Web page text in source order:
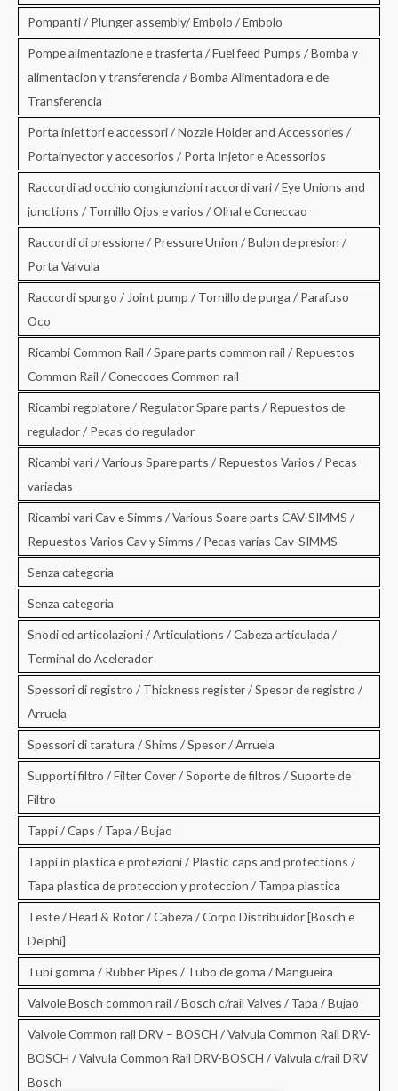
Pompanti / Plunger assembly/ Embolo / Embolo
Pompe alimentazione e trasferta / Fuel feed Pumps / Bomba y
alimentacion y transferencia / Bomba Alimentadora e de
Transferencia
Porta iniettori e accessori / Nozzle Holder and Accessories /
Portainyector y accesorios / Porta Injetor e Acessorios
Raccordi ad occhio congiunzioni raccordi vari / Eye Unions and
junctions / Tornillo Ojos e varios / Olhal e Coneccao
Raccordi di pressione / Pressure Union / Bulon de presion /
Porta Valvula
Raccordi spurgo / Joint pump / Tornillo de purga / Parafuso
Oco
Ricambi Common Rail / Spare parts common rail / Repuestos
Common Rail / Coneccoes Common rail
Ricambi regolatore / Regulator Spare parts / Repuestos de
regulador / Pecas do regulador
Ricambi vari / Various Spare parts / Repuestos Varios / Pecas
variadas
Ricambi vari Cav e Simms / Various Soare parts CAV-SIMMS /
Repuestos Varios Cav y Simms / Pecas varias Cav-SIMMS
Senza categoria
Senza categoria
Snodi ed articolazioni / Articulations / Cabeza articulada /
Terminal do Acelerador
Spessori di registro / Thickness register / Spesor de registro /
Arruela
Spessori di taratura / Shims / Spesor / Arruela
Supporti filtro / Filter Cover / Soporte de filtros / Suporte de
Filtro
Tappi / Caps / Tapa / Bujao
Tappi in plastica e protezioni / Plastic caps and protections /
Tapa plastica de proteccion y proteccion / Tampa plastica
Teste / Head & Rotor / Cabeza / Corpo Distribuidor [Bosch e
Delphi]
Tubi gomma / Rubber Pipes / Tubo de goma / Mangueira
Valvole Bosch common rail / Bosch c/rail Valves / Tapa / Bujao
Valvole Common rail DRV – BOSCH / Valvula Common Rail DRV-
BOSCH / Valvula Common Rail DRV-BOSCH / Valvula c/rail DRV
Bosch